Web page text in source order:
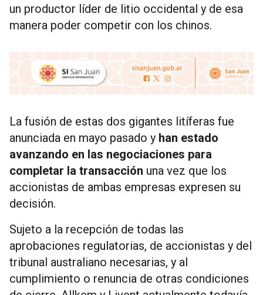
un productor líder de litio occidental y de esa
manera poder competir con los chinos.
La fusión de estas dos gigantes litíferas fue
anunciada en mayo pasado y han estado
avanzando en las negociaciones para
completar la transacción una vez que los
accionistas de ambas empresas expresen su
decisión.
Sujeto a la recepción de todas las
aprobaciones regulatorias, de accionistas y del
tribunal australiano necesarias, y al
cumplimiento o renuncia de otras condiciones